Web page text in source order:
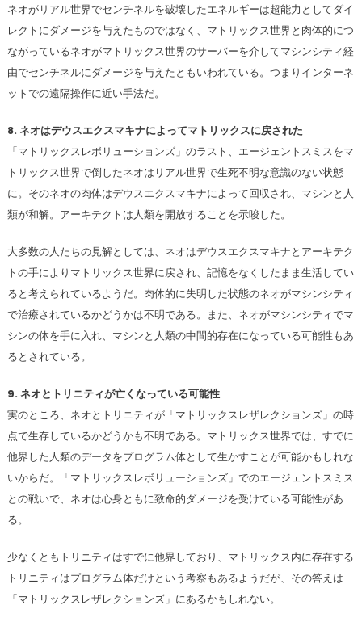
ネオがリアル世界でセンチネルを破壊したエネルギーは超能力としてダイ
レクトにダメージを与えたものではなく、マトリックス世界と肉体的につ
ながっているネオがマトリックス世界のサーバーを介してマシンシティ経
由でセンチネルにダメージを与えたともいわれている。つまりインターネ
ットでの遠隔操作に近い手法だ。
8. ネオはデウスエクスマキナによってマトリックスに戻された
「マトリックスレボリューションズ」のラスト、エージェントスミスをマ
トリックス世界で倒したネオはリアル世界で生死不明な意識のない状態
に。そのネオの肉体はデウスエクスマキナによって回収され、マシンと人
類が和解。アーキテクトは人類を開放することを示唆した。
大多数の人たちの見解としては、ネオはデウスエクスマキナとアーキテク
トの手によりマトリックス世界に戻され、記憶をなくしたまま生活してい
ると考えられているようだ。肉体的に失明した状態のネオがマシンシティ
で治療されているかどうかは不明である。また、ネオがマシンシティでマ
シンの体を手に入れ、マシンと人類の中間的存在になっている可能性もあ
るとされている。
9. ネオとトリニティが亡くなっている可能性
実のところ、ネオとトリニティが「マトリックスレザレクションズ」の時
点で生存しているかどうかも不明である。マトリックス世界では、すでに
他界した人類のデータをプログラム体として生かすことが可能かもしれな
いからだ。「マトリックスレボリューションズ」でのエージェントスミス
との戦いで、ネオは心身ともに致命的ダメージを受けている可能性があ
る。
少なくともトリニティはすでに他界しており、マトリックス内に存在する
トリニティはプログラム体だけという考察もあるようだが、その答えは
「マトリックスレザレクションズ」にあるかもしれない。